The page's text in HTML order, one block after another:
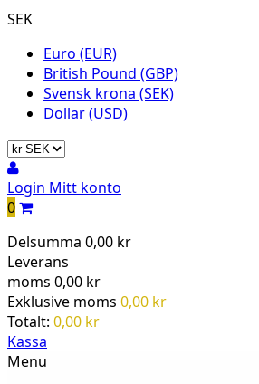
SEK
Euro (EUR)
British Pound (GBP)
Svensk krona (SEK)
Dollar (USD)
Login Mitt konto
0
Delsumma 0,00 kr
Leverans
moms 0,00 kr
Exklusive moms 0,00 kr
Totalt: 0,00 kr
Kassa
Menu